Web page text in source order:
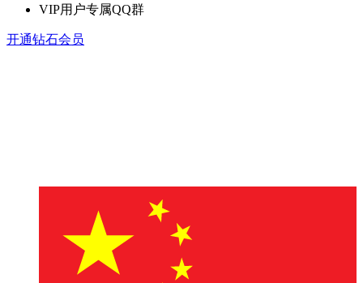
VIP用户专属QQ群
开通钻石会员